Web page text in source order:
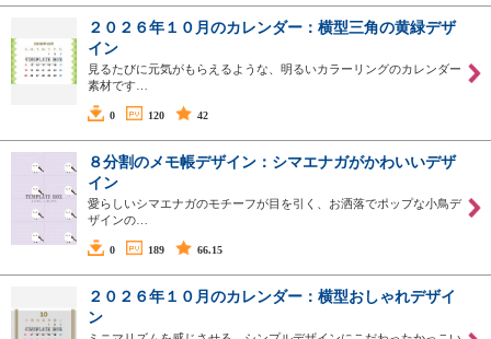
２０２６年１０月のカレンダー：横型三角の黄緑デザ
イン
見るたびに元気がもらえるような、明るいカラーリングのカレンダー
素材です…
0 120 42
８分割のメモ帳デザイン：シマエナガがかわいいデザ
イン
愛らしいシマエナガのモチーフが目を引く、お洒落でポップな小鳥デ
ザインの…
0 189 66.15
２０２６年１０月のカレンダー：横型おしゃれデザイ
ン